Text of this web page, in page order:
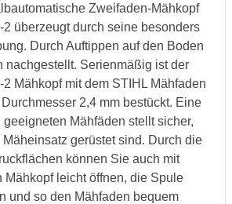
Zweifaden-Mähkopf
2 überzeugt durch seine besonders
Durch Auftippen auf den Boden
nachgestellt. Serienmäßig ist der
Mähkopf mit dem STIHL Mähfaden
2,4 mm bestückt. Eine
Mähfäden stellt sicher,
gerüstet sind. Durch die
können Sie auch mit
Mähkopf leicht öffnen, die Spule
und so den Mähfaden bequem